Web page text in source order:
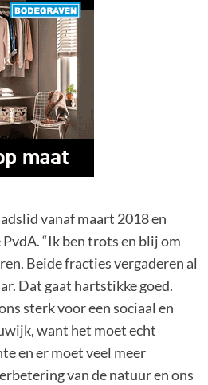
vanaf maart 2018 en
“Ik ben trots en blij om
Beide fracties vergaderen al
Dat gaat hartstikke goed.
sterk voor een sociaal en
want het moet echt
en er moet veel meer
van de natuur en ons